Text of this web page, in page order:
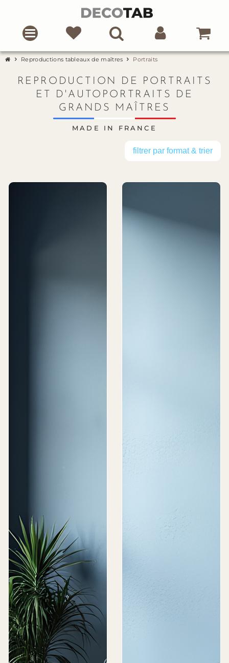
Reproductions tableaux de maîtres Portraits
REPRODUCTION DE PORTRAITS
ET D'AUTOPORTRAITS DE
GRANDS MAÎTRES
MADE IN FRANCE
filtrer par format & trier